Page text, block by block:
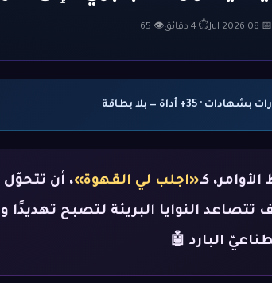
📅 08 Jul 2026 ⏱ 4 دقائق 👁 65
أداة — بلا بطاقة
كـ«اجلب لي القهوة»، أن
النوايا البريئة لتصبح تهديدًا
البارد 🤖